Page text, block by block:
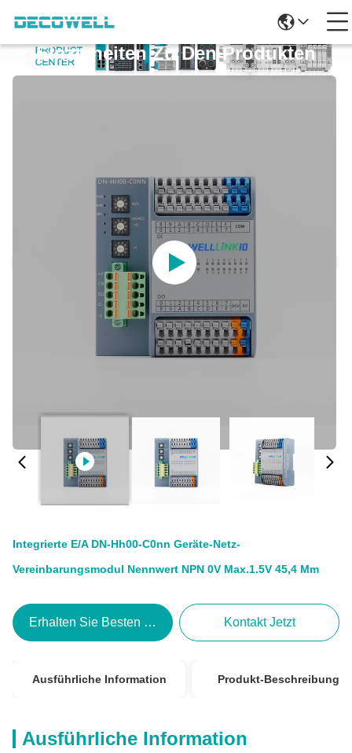
Einzelheiten Zu Den Produkten
Integrierte E/A DN-Hh00-C0nn Geräte-Netz-
Vereinbarungsmodul Nennwert NPN 0V Max.1.5V 45,4 Mm
Erhalten Sie Besten Preis Kontakt Jetzt
Ausführliche Information Produkt-Beschreibung
Ausführliche Information